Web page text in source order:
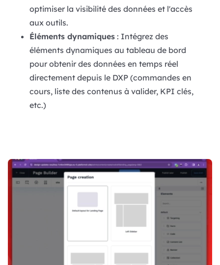
optimiser la visibilité des données et l'accès
aux outils.
Éléments dynamiques: Intégrez des
éléments dynamiques au tableau de bord
pour obtenir des données en temps réel
directement depuis le DXP (commandes en
cours, liste des contenus à valider, KPI clés,
etc.)